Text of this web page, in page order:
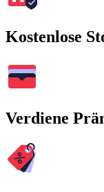
Kostenlose
Verdiene